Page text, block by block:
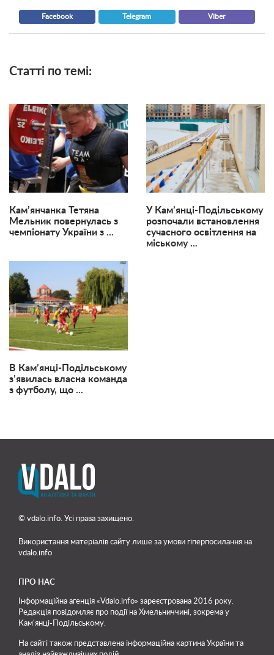
Facebook Telegram Viber
Статті по темі:
Кам’янчанка Тетяна
Мельник повернулась з
чемпіонату України з ...
У Кам’янці-Подільському
розпочали встановлення
сучасного освітлення на
міському ...
В Кам’янці-Подільському
з’явилась власна команда
з футболу, що ...
© vdalo.info. Усі права захищено.
Використання матеріалів сайту лише за умови гіперпосилання на
vdalo.info
ПРО НАС
Інформаційна агенція «Vdalo.info» зареєстрована 2016 року.
Редакція повідомляє про події на Хмельниччині, зокрема у
Кам'янці-Подільському.
На сайті також представлена інформаційна картина України та